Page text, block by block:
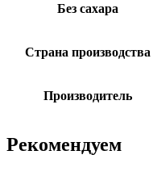
Без сахара
Страна производства
Производитель
Рекомендуем